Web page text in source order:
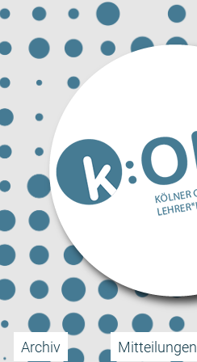
Archiv Mitteilungen